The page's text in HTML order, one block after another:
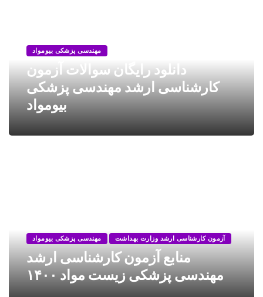
مهندسی پزشکی بیومواد
دانلود رایگان سوالات آزمون
كارشناسی ارشد مهندسی پزشكی
بیومواد
آزمون کارشناسی ارشد وزارت بهداشت مهندسی پزشکی بیومواد
منابع آزمون کارشناسی ارشد
مهندسی پزشکی زیست مواد ۱۴۰۰